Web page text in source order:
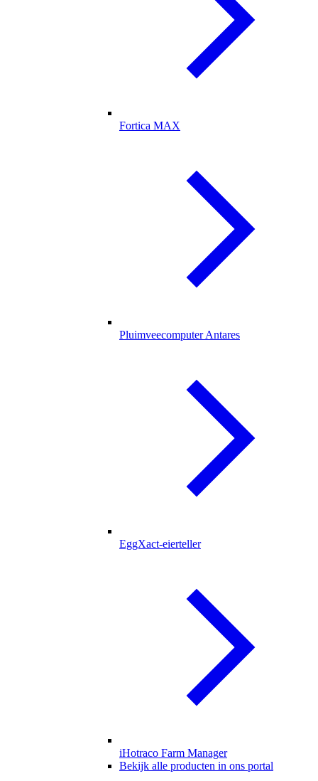
Fortica MAX
Pluimveecomputer Antares
EggXact-eierteller
iHotraco Farm Manager
Bekijk alle producten in ons portal